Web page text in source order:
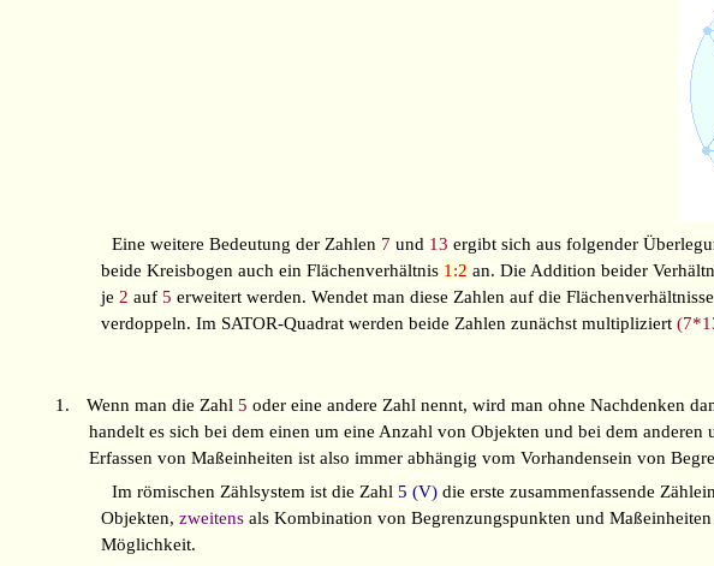
Eine weitere Bedeutung der Zahlen 7 und 13 ergibt sich aus folgender
beide Kreisbogen auch ein Flächenverhältnis 1 :2 an. Die Addition beider
je 2 auf 5 erweitert werden. Wendet man diese Zahlen auf die
verdoppeln. Im SATOR-Quadrat werden beide Zahlen zunächst multipliziert
1. Wenn man die Zahl 5 oder eine andere Zahl nennt, wird man ohne Nachdenken
handelt es sich bei dem einen um eine Anzahl von Objekten und bei dem
Erfassen von Maßeinheiten ist also immer abhängig vom Vorhandensein von
Im römischen Zählsystem ist die Zahl5 (V) die erste zusammenfassende
Objekten, zweitensals Kombination von Begrenzungspunkten und
Möglichkeit.